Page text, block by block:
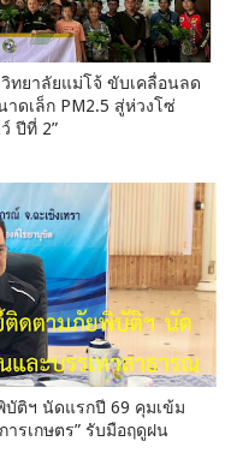
ทยาลัยแม่โจ้ ขับเคลื่อนลด
ดเล็ก PM2.5 สู่ห่วงโซ่
ปีที่ 2”
บัติฯ นัดแรกปี 69 คุมเข้ม
รเกษตร” รับมือฤดูฝน